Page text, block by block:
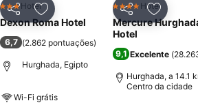
PartilharAdicionar aos favoritos
3 Estrelas
Hotel
Dexon Roma Hotel
6,7 (2.862 pontuações)
Hurghada, Egipto
Wi-Fi grátis
Partilhar
4 EstrelasHotel
Mercure
Hotel
9,1 Excelente (
Hurghada, a 14.1
Centro da cidade